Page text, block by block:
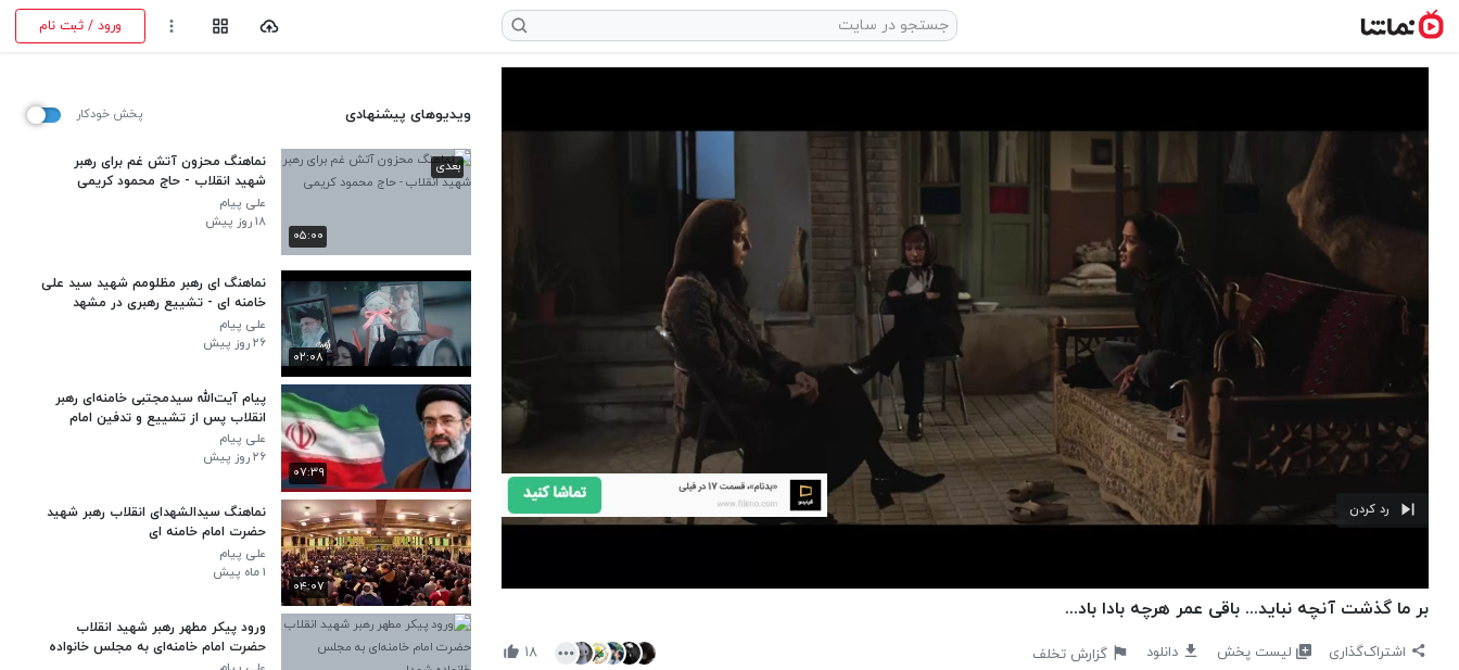
ورود / ثبت نام
رد کردن
بر ما گذشت آنچه نباید... باقی عمر هرچه بادا باد...
اشتراک‌گذاری لیست پخش دانلود گزارش تخلف ۱۸
ویدیوهای پیشنهادی پخش خودکار
۰۵:۰۰
بعدی
نماهنگ محزون آتش غم برای رهبر
شهید انقلاب - حاج محمود کریمی
علی پیام
۱۸ روز پیش
۰۲:۰۸
نماهنگ ای رهبر مظلومم شهید سید علی
خامنه ای - تشییع رهبری در مشهد
علی پیام
۲۶ روز پیش
۰۷:۳۹
پیام آیت‌الله سیدمجتبی خامنه‌ای رهبر
انقلاب پس از تشییع و تدفین امام
خامنه‌ای
علی پیام
۲۶ روز پیش
۰۴:۰۷
نماهنگ سیدالشهدای انقلاب رهبر شهید
حضرت امام خامنه ای
علی پیام
۱ ماه پیش
ورود پیکر مطهر رهبر شهید انقلاب
حضرت امام خامنه‌ای به مجلس خانواده
شهدا